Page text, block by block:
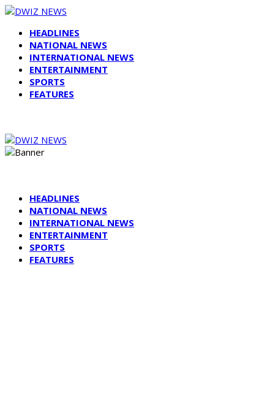
HEADLINES
NATIONAL NEWS
INTERNATIONAL NEWS
ENTERTAINMENT
SPORTS
FEATURES
HEADLINES
NATIONAL NEWS
INTERNATIONAL NEWS
ENTERTAINMENT
SPORTS
FEATURES